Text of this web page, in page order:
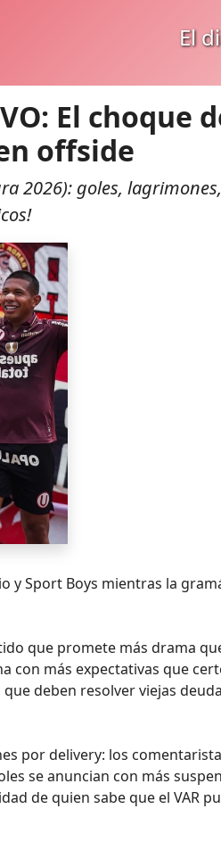
El
El choque
offside
2026): goles, lagrimones,
y Sport Boys mientras la
que promete más drama
con más expectativas que
deben resolver viejas
por delivery: los
se anuncian con más
de quien sabe que el VAR